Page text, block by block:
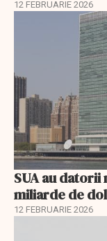
12 FEBRUARIE 2026
SUA au
miliarde de
12 FEBRUARIE 2026